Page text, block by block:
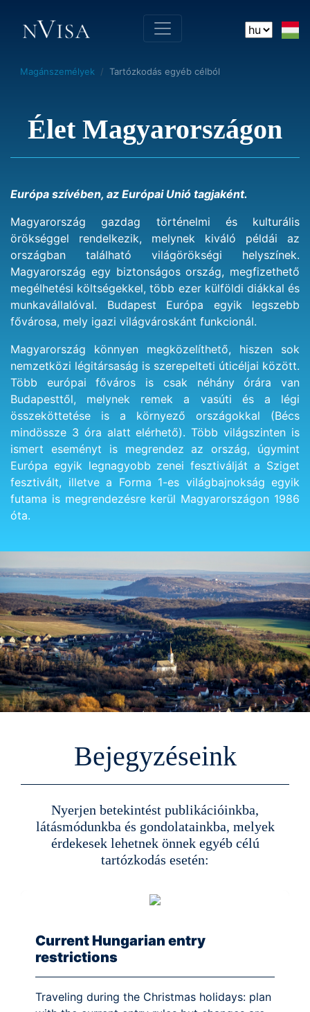
Magánszemélyek Tartózkodás egyéb célból
Élet Magyarországon
Európa szívében, az Európai Unió tagjaként.
Magyarország gazdag történelmi és kulturális
örökséggel rendelkezik, melynek kiváló példái az
országban található világörökségi helyszínek.
Magyarország egy biztonságos ország, megfizethető
megélhetési költségekkel, több ezer külföldi diákkal és
munkavállalóval. Budapest Európa egyik legszebb
fővárosa, mely igazi világvároskánt funkcionál.
Magyarország könnyen megközelíthető, hiszen sok
nemzetközi légitársaság is szerepelteti úticéljai között.
Több európai főváros is csak néhány órára van
Budapesttől, melynek remek a vasúti és a légi
összeköttetése is a környező országokkal (Bécs
mindössze 3 óra alatt elérhető). Több világszinten is
ismert eseményt is megrendez az ország, úgymint
Európa egyik legnagyobb zenei fesztiválját a Sziget
fesztivált, illetve a Forma 1-es világbajnokság egyik
futama is megrendezésre kerül Magyarországon 1986
óta.
Bejegyzéseink
Nyerjen betekintést publikációinkba,
látásmódunkba és gondolatainkba, melyek
érdekesek lehetnek önnek egyéb célú
tartózkodás esetén:
Current Hungarian entry
restrictions
Traveling during the Christmas holidays: plan